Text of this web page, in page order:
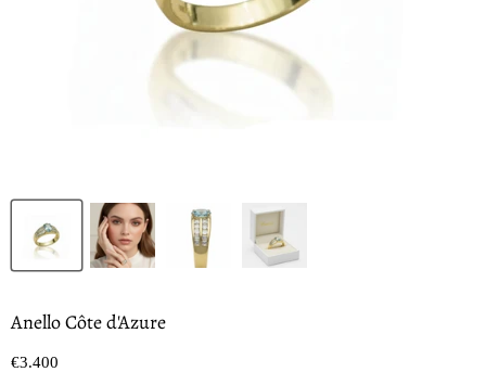
Anello Côte d'Azure
Prezzo oggi
€3.400